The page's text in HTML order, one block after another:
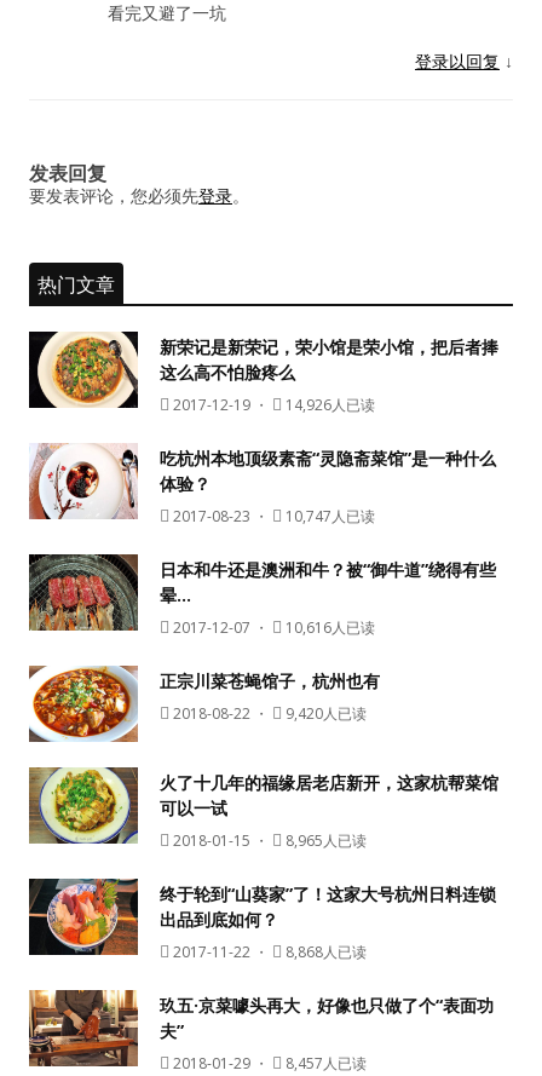
看完又避了一坑
登录以回复 ↓
发表回复
要发表评论，您必须先登录。
热门文章
新荣记是新荣记，荣小馆是荣小馆，把后者捧
这么高不怕脸疼么
2017-12-19 ・ 14,926人已读
吃杭州本地顶级素斋“灵隐斋菜馆”是一种什么
体验？
2017-08-23 ・ 10,747人已读
日本和牛还是澳洲和牛？被“御牛道”绕得有些
晕…
2017-12-07 ・ 10,616人已读
正宗川菜苍蝇馆子，杭州也有
2018-08-22 ・ 9,420人已读
火了十几年的福缘居老店新开，这家杭帮菜馆
可以一试
2018-01-15 ・ 8,965人已读
终于轮到“山葵家”了！这家大号杭州日料连锁
出品到底如何？
2017-11-22 ・ 8,868人已读
玖五·京菜噱头再大，好像也只做了个“表面功
夫”
2018-01-29 ・ 8,457人已读